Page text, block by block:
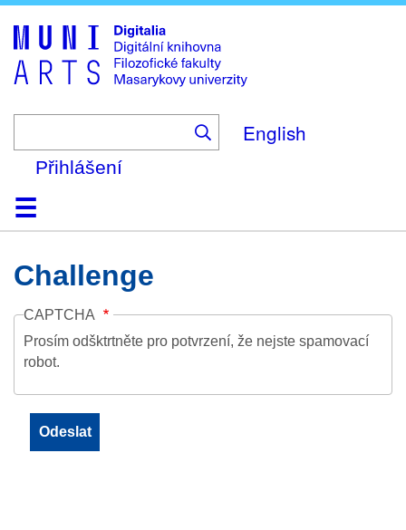
to
main
content
English
Přihlášení
DomůKolekce
Prohlížení
Vyhledávání
O platformě
Nápověda
KontaktDigitalia
Challenge
CAPTCHA
Prosím odšktrtněte pro potvrzení, že nejste spamovací
robot.